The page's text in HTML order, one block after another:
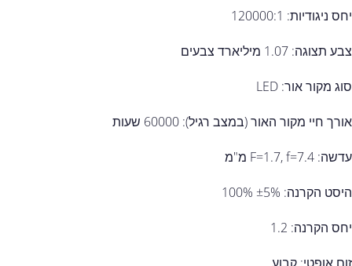
יחס ניגודיות: ‎120000‎:1
צבע תצוגה: ‎1.07‎ מיליארד צבעים
סוג מקור אור: ‎LED‎
אורך חיי מקור האור (במצב רגיל): ‎60000‎ שעות
עדשה: ‎F=1.7, f=7.4‎ מ"מ
היסט הקרנה: ‎100%‎‎ ±‎5%‎
יחס הקרנה: ‎1.2‎